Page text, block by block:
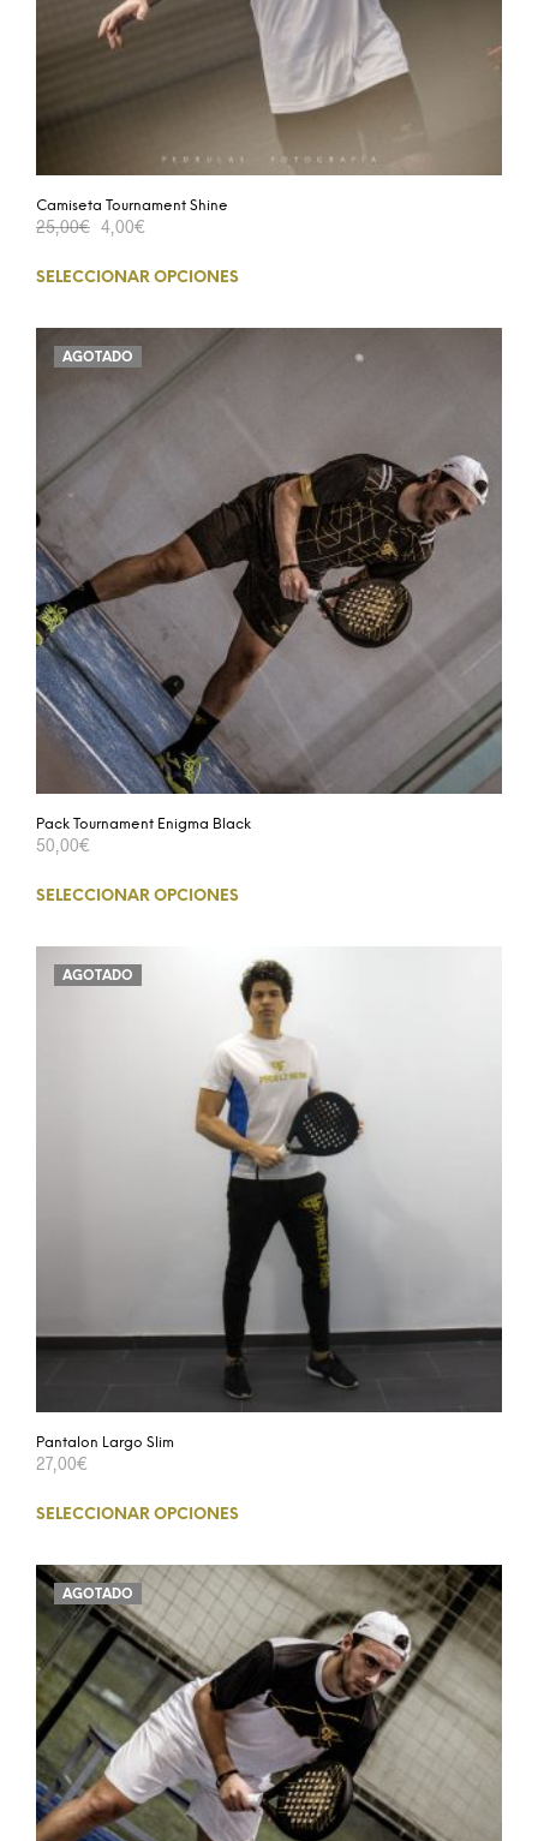
Camiseta Tournament Shine
25,00€ 4,00€
SELECCIONAR OPCIONES
AGOTADO
Pack Tournament Enigma Black
50,00€
SELECCIONAR OPCIONES
AGOTADO
Pantalon Largo Slim
27,00€
SELECCIONAR OPCIONES
AGOTADO